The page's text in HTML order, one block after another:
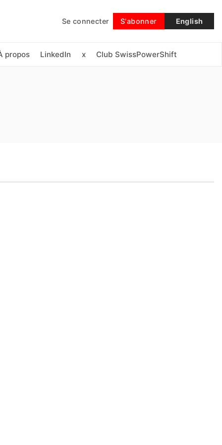
Se connecter S'abonner English
propos LinkedIn x Club SwissPowerShift
Suivre